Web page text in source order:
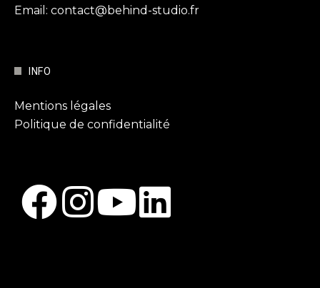
Email: contact@behind-studio.fr
INFO
Mentions légales
Politique de confidentialité